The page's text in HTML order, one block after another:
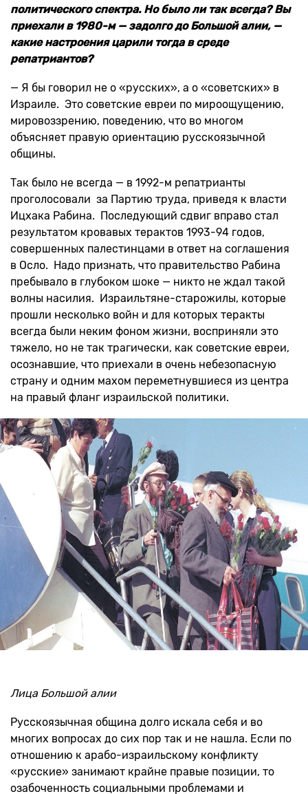
политического спектра. Но было ли так всегда? Вы
приехали в 1980-м — задолго до Большой алии, —
какие настроения царили тогда в среде
репатриантов?
— Я бы говорил не о «русских», а о «советских» в
Израиле. Это советские евреи по мироощущению,
мировоззрению, поведению, что во многом
объясняет правую ориентацию русскоязычной
общины.
Так было не всегда — в 1992-м репатрианты
проголосовали за Партию труда, приведя к власти
Ицхака Рабина. Последующий сдвиг вправо стал
результатом кровавых терактов 1993-94 годов,
совершенных палестинцами в ответ на соглашения
в Осло. Надо признать, что правительство Рабина
пребывало в глубоком шоке — никто не ждал такой
волны насилия. Израильтяне-старожилы, которые
прошли несколько войн и для которых теракты
всегда были неким фоном жизни, восприняли это
тяжело, но не так трагически, как советские евреи,
осознавшие, что приехали в очень небезопасную
страну и одним махом переметнувшиеся из центра
на правый фланг израильской политики.
Лица Большой алии
Русскоязычная община долго искала себя и во
многих вопросах до сих пор так и не нашла. Если по
отношению к арабо-израильскому конфликту
«русские» занимают крайне правые позиции, то
озабоченность социальными проблемами и